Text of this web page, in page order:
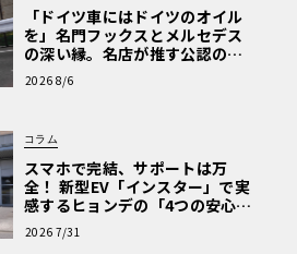
「ドイツ車にはドイツのオイル
を」名門フックスとメルセデス
の深い縁。名店が推す公認の安
心と、Cクラスで味わうシルキー
な走り〈PR〉
2026 8/6
コラム
スマホで完結、サポートは万
全！ 新型EV「インスター」で実
感するヒョンデの「4つの安心」
【第1回・ヒョンデ6つの疑問：
Why? Hyundai?】〈PR〉
2026 7/31